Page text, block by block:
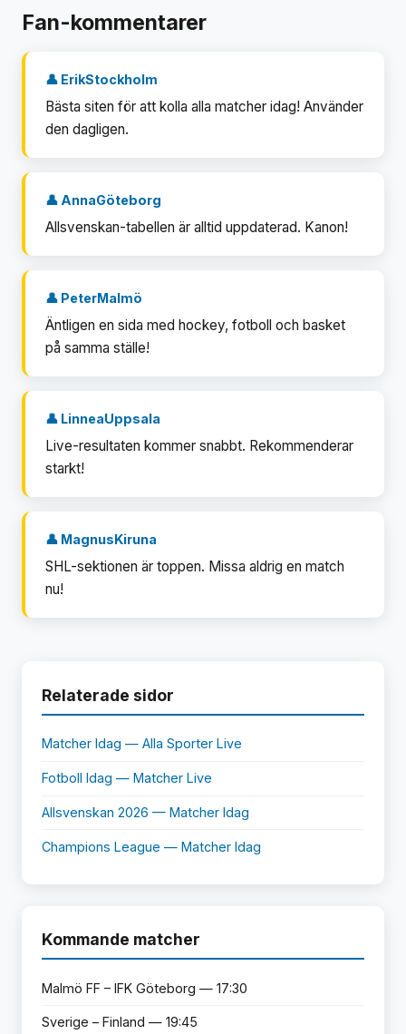
Fan-kommentarer
👤 ErikStockholm
Bästa siten för att kolla alla matcher idag! Använder
den dagligen.
👤 AnnaGöteborg
Allsvenskan-tabellen är alltid uppdaterad. Kanon!
👤 PeterMalmö
Äntligen en sida med hockey, fotboll och basket
på samma ställe!
👤 LinneaUppsala
Live-resultaten kommer snabbt. Rekommenderar
starkt!
👤 MagnusKiruna
SHL-sektionen är toppen. Missa aldrig en match
nu!
Relaterade sidor
Matcher Idag — Alla Sporter Live
Fotboll Idag — Matcher Live
Allsvenskan 2026 — Matcher Idag
Champions League — Matcher Idag
Kommande matcher
Malmö FF – IFK Göteborg — 17:30
Sverige – Finland — 19:45